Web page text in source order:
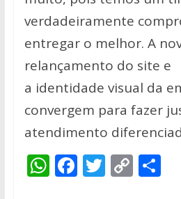
verdadeiramente
entregar o melhor. A
relançamento do site e
a identidade visual da
convergem para fazer
atendimento
W F T C S